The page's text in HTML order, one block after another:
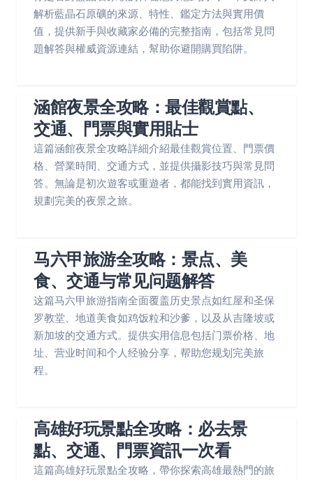
解析藍晶石原礦的來源、特性、鑑定方法與實用價
值，提供新手與收藏家必備的完整指南，包括常見問
題解答與權威資源連結，幫助你避開購買陷阱。
涵館夜景全攻略：最佳觀賞點、
交通、門票與實用貼士
這篇涵館夜景全攻略詳細介紹最佳觀賞位置、門票價
格、營業時間、交通方式，並提供攝影技巧與常見問
答。無論是初次遊客或重遊者，都能找到實用資訊，
規劃完美的夜景之旅。
马六甲旅游全攻略：景点、美
食、交通与常见问题解答
这篇马六甲旅游指南全面覆盖历史景点如红屋和圣保
罗教堂、地道美食如鸡饭粒和沙爹，以及从吉隆坡或
新加坡的交通方式。提供实用信息包括门票价格、地
址、营业时间和个人经验分享，帮助您规划完美旅
程。
高雄好玩景點全攻略：必去景
點、交通、門票資訊一次看
這篇高雄好玩景點全攻略，帶你探索高雄最熱門的旅